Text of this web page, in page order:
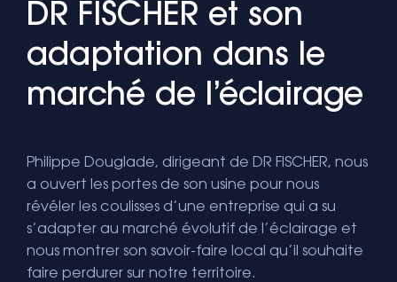
DR FISCHER et son
adaptation dans le
marché de l’éclairage
Philippe Douglade, dirigeant de DR FISCHER, nous
a ouvert les portes de son usine pour nous
révéler les coulisses d’une entreprise qui a su
s’adapter au marché évolutif de l’éclairage et
nous montrer son savoir-faire local qu’il souhaite
faire perdurer sur notre territoire.